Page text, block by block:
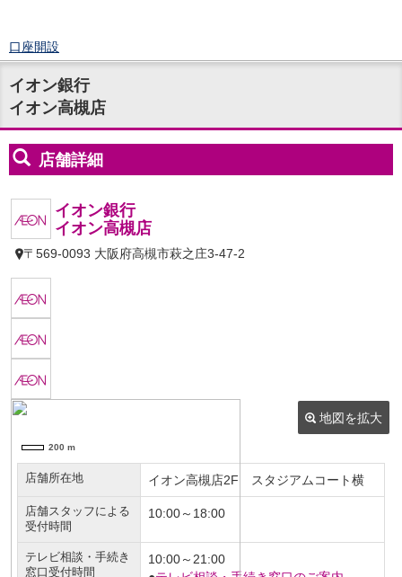
口座開設
ログイン
チャット
メニュー
商品・サービス
預金
円預金TOP
定期預金
積立式定期預金
外貨預金 TOP
外貨普通預金積立
投資信託
投信つみたて
NISA
金銭信託のしくみ
取扱商品一覧
iDeCo・国民年金基金
iDeCo（個人型確定拠出年金）
国民年金基金
ロボアドバイザークラウドファンディングTOP
WealthNavi for イオン銀行（ロボアドバイザー）
イオン銀行
イオン高槻店